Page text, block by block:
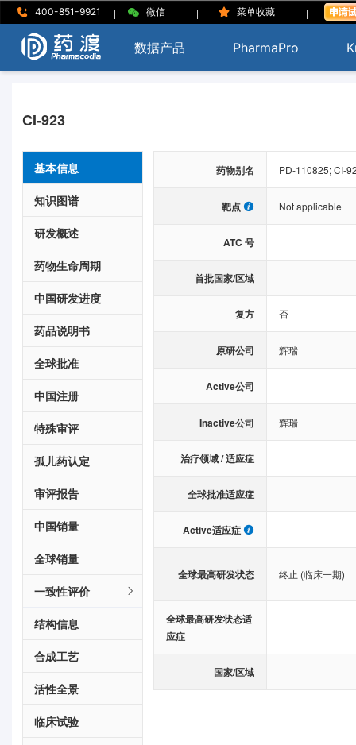
400-851-9921 | 微信 | 菜单收藏 |
数据产品 PharmaPro
CI-923
基本信息
知识图谱
研发概述
药物生命周期
中国研发进度
药品说明书
全球批准
中国注册
特殊审评
孤儿药认定
审评报告
中国销量
全球销量
一致性评价
结构信息
合成工艺
活性全景
临床试验
药物别名 PD-110825; CI-
靶点 Not applicable
ATC 号
首批国家/区域
复方 否
原研公司 辉瑞
Active公司
Inactive公司 辉瑞
治疗领域 / 适应症
全球批准适应症
Active适应症
全球最高研发状态 终止 (临床一期)
全球最高研发状态适
应症
国家/区域